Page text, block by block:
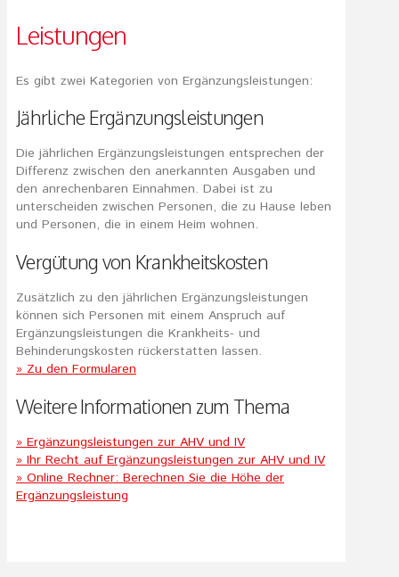
Leistungen
Es gibt zwei Kategorien von Ergänzungsleistungen:
Jährliche Ergänzungsleistungen
Die jährlichen Ergänzungsleistungen entsprechen der
Differenz zwischen den anerkannten Ausgaben und
den anrechenbaren Einnahmen. Dabei ist zu
unterscheiden zwischen Personen, die zu Hause leben
und Personen, die in einem Heim wohnen.
Vergütung von Krankheitskosten
Zusätzlich zu den jährlichen Ergänzungsleistungen
können sich Personen mit einem Anspruch auf
Ergänzungsleistungen die Krankheits- und
Behinderungskosten rückerstatten lassen.
» Zu den Formularen
Weitere Informationen zum Thema
» Ergänzungsleistungen zur AHV und IV
» Ihr Recht auf Ergänzungsleistungen zur AHV und IV
» Online Rechner: Berechnen Sie die Höhe der
Ergänzungsleistung